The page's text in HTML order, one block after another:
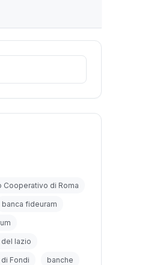
Cooperativo di Roma
banca fideuram
lazio
Fondi banche